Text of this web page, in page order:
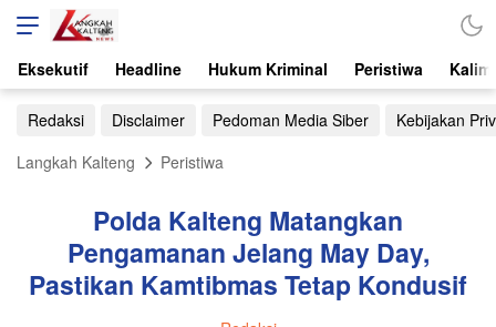
Eksekutif Headline Hukum Kriminal Peristiwa
Redaksi Disclaimer Pedoman Media Siber
Kebijakan
Langkah Kalteng
Peristiwa
Polda Kalteng Matangkan
Pengamanan Jelang May Day,
Pastikan Kamtibmas Tetap Kondusif